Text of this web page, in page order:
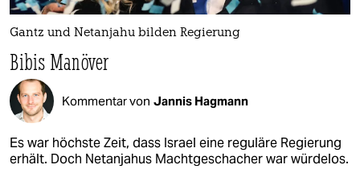
Gantz und Netanjahu bilden Regierung
Bibis Manöver
Kommentar von Jannis Hagmann
Es war höchste Zeit, dass Israel eine reguläre Regierung
erhält. Doch Netanjahus Machtgeschacher war würdelos.